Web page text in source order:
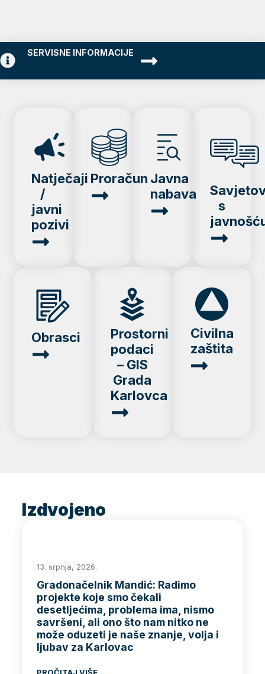
SERVISNE INFORMACIJE
Natječaji
/
javni
pozivi
Proračun Javna
nabava
s
Obrasci
Prostorni
podaci
– GIS
Grada
Karlovca
Civilna
zaštita
Izdvojeno
13. srpnja, 2026.
Gradonačelnik Mandić: Radimo
projekte koje smo čekali
desetljećima, problema ima, nismo
savršeni, ali ono što nam nitko ne
može oduzeti je naše znanje, volja i
ljubav za Karlovac